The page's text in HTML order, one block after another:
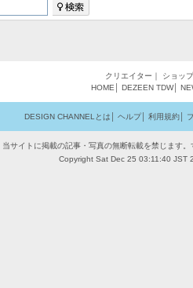
クリエイター ｜ ショップ
HOME
DEZEEN TDW│
DESIGN CHANNELとは ヘルプ│ 利用規約│
当サイトに掲載の記事・写真の無断転載を禁じます
Copyright Sat Dec 25 03:11:40 JST